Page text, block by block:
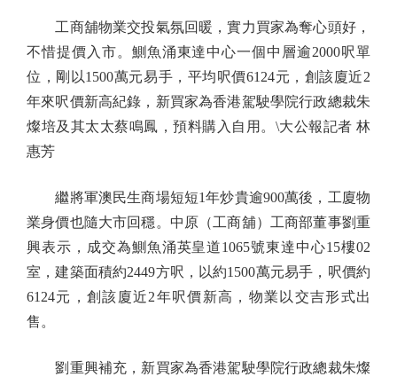
工商舖物業交投氣氛回暖，實力買家為奪心頭好，
不惜提價入市。鰂魚涌東達中心一個中層逾2000呎單
位，剛以1500萬元易手，平均呎價6124元，創該廈近2
年來呎價新高紀錄，新買家為香港駕駛學院行政總裁朱
燦培及其太太蔡鳴鳳，預料購入自用。\大公報記者 林
惠芳
繼將軍澳民生商場短短1年炒貴逾900萬後，工廈物
業身價也隨大市回穩。中原（工商舖）工商部董事劉重
興表示，成交為鰂魚涌英皇道1065號東達中心15樓02
室，建築面積約2449方呎，以約1500萬元易手，呎價約
6124元，創該廈近2年呎價新高，物業以交吉形式出
售。
劉重興補充，新買家為香港駕駛學院行政總裁朱燦